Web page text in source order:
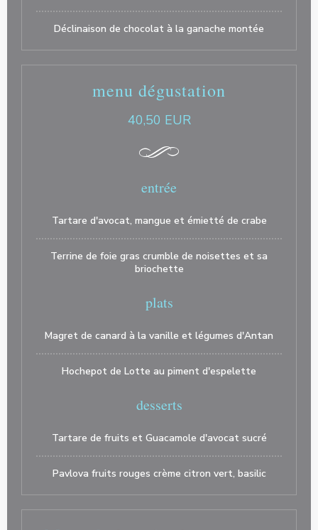
Déclinaison de chocolat à la ganache montée
menu dégustation
40,50 EUR
entrée
Tartare d'avocat, mangue et émietté de crabe
Terrine de foie gras crumble de noisettes et sa
briochette
plats
Magret de canard à la vanille et légumes d'Antan
Hochepot de Lotte au piment d'espelette
desserts
Tartare de fruits et Guacamole d'avocat sucré
Pavlova fruits rouges crème citron vert, basilic